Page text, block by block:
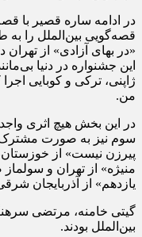
در ادامه ساره قصیر با
قصه‌گویی بین‌الملل را
«در بهای آزادی» از
این جشنواره در دنیا
ژاپنی، ترکی و کوبایی
من.
در این بخش هیچ اثری
سوم نیز به صورت مشترک
پیرزن نیست» از
منیژه» از تهران و
یازدهم» از آذربایجان
گیتی خامنه، مرتضی
بین‌الملل بودند.